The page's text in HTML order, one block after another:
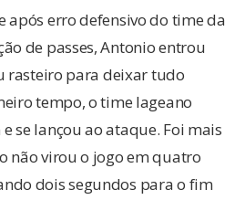
após erro defensivo do time da
de passes, Antonio entrou
rasteiro para deixar tudo
tempo, o time lageano
se lançou ao ataque. Foi mais
não virou o jogo em quatro
dois segundos para o fim